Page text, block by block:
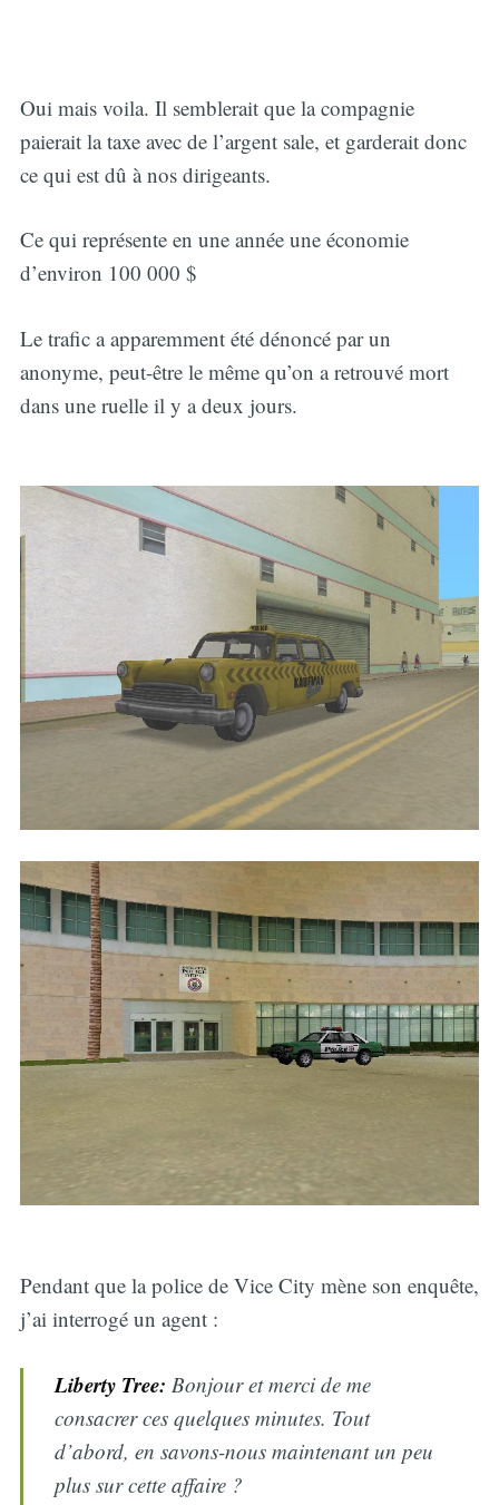
Oui mais voila. Il semblerait que la compagnie
paierait la taxe avec de l’argent sale, et garderait donc
ce qui est dû à nos dirigeants.
Ce qui représente en une année une économie
d’environ 100 000 $
Le trafic a apparemment été dénoncé par un
anonyme, peut-être le même qu’on a retrouvé mort
dans une ruelle il y a deux jours.
Pendant que la police de Vice City mène son enquête,
j’ai interrogé un agent :
Liberty Tree: Bonjour et merci de me
consacrer ces quelques minutes. Tout
d’abord, en savons-nous maintenant un peu
plus sur cette affaire ?